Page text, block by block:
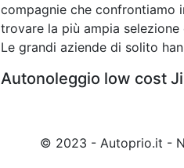
compagnie che confrontiamo
trovare la più ampia
Le grandi aziende di solito
Autonoleggio low cost
© 2023 - Autoprio.it -